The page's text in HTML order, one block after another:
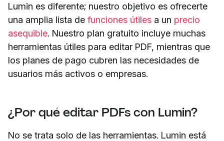
Lumin es diferente; nuestro objetivo es ofrecerte
una amplia lista de funciones útiles a un precio
asequible. Nuestro plan gratuito incluye muchas
herramientas útiles para editar PDF, mientras que
los planes de pago cubren las necesidades de
usuarios más activos o empresas.
¿Por qué editar PDFs con Lumin?
No se trata solo de las herramientas. Lumin está